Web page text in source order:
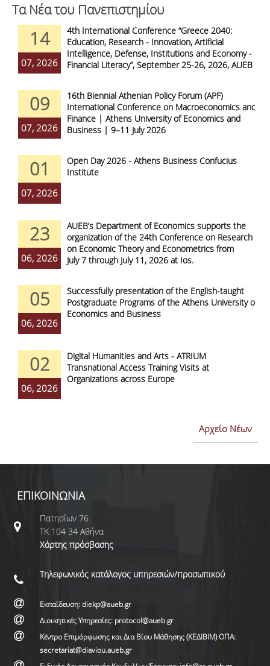
Τα Νέα του Πανεπιστημίου
14
07, 2026
4th International Conference “Greece 2040:
Education, Research - Innovation, Artificial
Intelligence, Defense, Institutions and Economy -
Financial Literacy”, September 25-26, 2026, AUEB
09
07, 2026
16th Biennial Athenian Policy Forum (APF)
International Conference on Macroeconomics and
Finance | Athens University of Economics and
Business | 9–11 July 2026
01
07, 2026
Open Day 2026 - Athens Business Confucius
Institute
23
06, 2026
AUEB’s Department of Economics supports the
organization of the 24th Conference on Research
on Economic Theory and Econometrics from
July 7 through July 11, 2026 at Ios.
05
06, 2026
Successfully presentation of the English-taught
Postgraduate Programs of the Athens University of
Economics and Business
02
06, 2026
Digital Humanities and Arts - ATRIUM
Transnational Access Training Visits at
Organizations across Europe
Αρχείο Νέων
ΕΠΙΚΟΙΝΩΝΙΑ
Πατησίων 76
ΤΚ 104 34 Αθήνα
Χάρτης πρόσβασης
Τηλεφωνικός κατάλογος υπηρεσιών/προσωπικού
Εκπαίδευση: diekp@aueb.gr
Διοικητικές Υπηρεσίες: protocol@aueb.gr
Κέντρο Επιμόρφωσης και Δια Βίου Μάθησης (ΚΕΔΙΒΙΜ) ΟΠΑ:
secretariat@diaviou.aueb.gr